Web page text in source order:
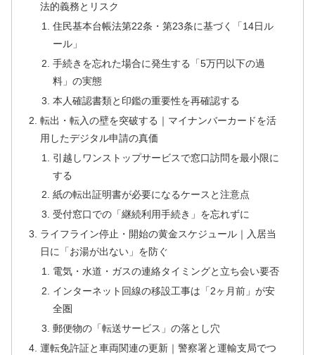
法的義務とリスク
住民基本台帳法第22条・第23条に基づく「14日ル
ール」
手続きを忘れた場合に発生する「5万円以下の過
料」の実態
本人確認書類と印鑑の重要性を再確認する
転出・転入の壁を突破する｜マイナンバーカードを活
用したデジタル申請の真価
引越しワンストップサービスで窓口訪問を最小限に
する
紙の転出証明書が必要になるケースと注意点
受付窓口での「継続利用手続き」を忘れずに
ライフライン停止・開始の黄金スケジュール｜入居当
日に「お湯が出ない」を防ぐ
電気・水道・ガスの連絡タイミングと立ち会い要否
インターネット回線の移設工事は「2ヶ月前」が安
全圏
郵便物の「転送サービス」の落とし穴
運転免許証と車両関連の更新｜警察署と運輸支局でつ